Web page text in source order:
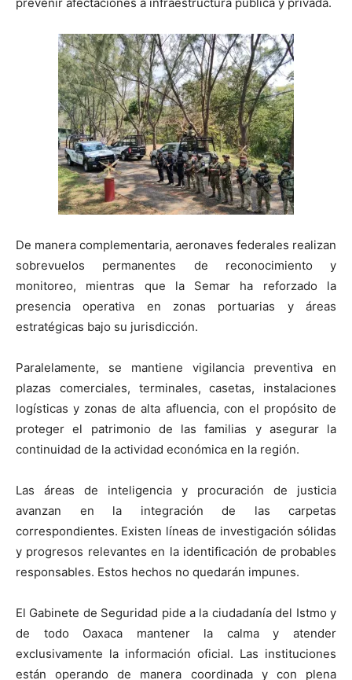
De manera complementaria, aeronaves federales realizan
sobrevuelos permanentes de reconocimiento y
monitoreo, mientras que la Semar ha reforzado la
presencia operativa en zonas portuarias y áreas
estratégicas bajo su jurisdicción.
Paralelamente, se mantiene vigilancia preventiva en
plazas comerciales, terminales, casetas, instalaciones
logísticas y zonas de alta afluencia, con el propósito de
proteger el patrimonio de las familias y asegurar la
continuidad de la actividad económica en la región.
Las áreas de inteligencia y procuración de justicia
avanzan en la integración de las carpetas
correspondientes. Existen líneas de investigación sólidas
y progresos relevantes en la identificación de probables
responsables. Estos hechos no quedarán impunes.
El Gabinete de Seguridad pide a la ciudadanía del Istmo y
de todo Oaxaca mantener la calma y atender
exclusivamente la información oficial. Las instituciones
están operando de manera coordinada y con plena